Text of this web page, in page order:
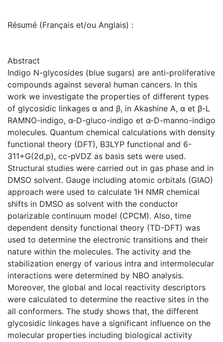
Résumé (Français et/ou Anglais) :
Abstract
Indigo N-glycosides (blue sugars) are anti-proliferative
compounds against several human cancers. In this
work we investigate the properties of different types
of glycosidic linkages α and β, in Akashine A, α et β-L
RAMNO-indigo, α-D-gluco-indigo et α-D-manno-indigo
molecules. Quantum chemical calculations with density
functional theory (DFT), B3LYP functional and 6-
311+G(2d,p), cc-pVDZ as basis sets were used.
Structural studies were carried out in gas phase and in
DMSO solvent. Gauge including atomic orbitals (GIAO)
approach were used to calculate 1H NMR chemical
shifts in DMSO as solvent with the conductor
polarizable continuum model (CPCM). Also, time
dependent density functional theory (TD-DFT) was
used to determine the electronic transitions and their
nature within the molecules. The activity and the
stabilization energy of various intra and intermolecular
interactions were determined by NBO analysis.
Moreover, the global and local reactivity descriptors
were calculated to determine the reactive sites in the
all conformers. The study shows that, the different
glycosidic linkages have a significant influence on the
molecular properties including biological activity